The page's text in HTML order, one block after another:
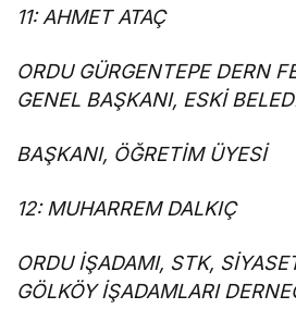
11: AHMET ATAÇ
ORDU GÜRGENTEPE DERN
GENEL BAŞKANI, ESKİ
BAŞKANI, ÖĞRETİM ÜYESİ
12: MUHARREM DALKIÇ
ORDU İŞADAMI, STK,
GÖLKÖY İŞADAMLARI